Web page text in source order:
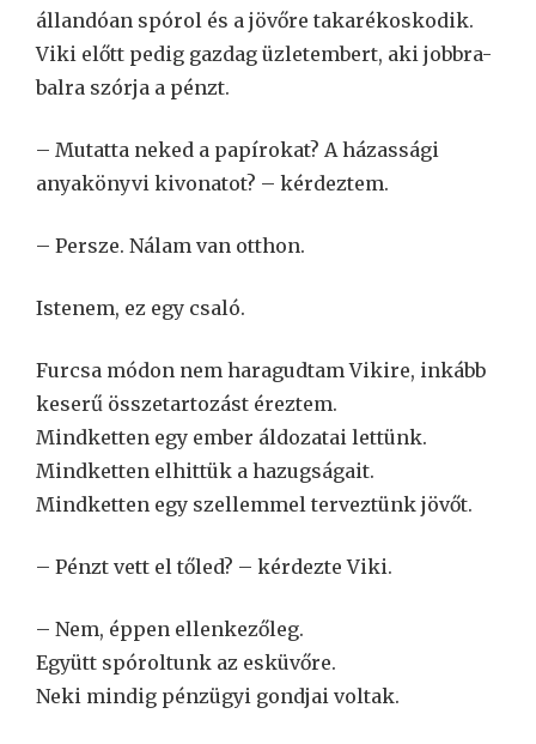
állandóan spórol és a jövőre takarékoskodik.
Viki előtt pedig gazdag üzletembert, aki jobbra-
balra szórja a pénzt.
– Mutatta neked a papírokat? A házassági
anyakönyvi kivonatot? – kérdeztem.
– Persze. Nálam van otthon.
Istenem, ez egy csaló.
Furcsa módon nem haragudtam Vikire, inkább
keserű összetartozást éreztem.
Mindketten egy ember áldozatai lettünk.
Mindketten elhittük a hazugságait.
Mindketten egy szellemmel terveztünk jövőt.
– Pénzt vett el tőled? – kérdezte Viki.
– Nem, éppen ellenkezőleg.
Együtt spóroltunk az esküvőre.
Neki mindig pénzügyi gondjai voltak.